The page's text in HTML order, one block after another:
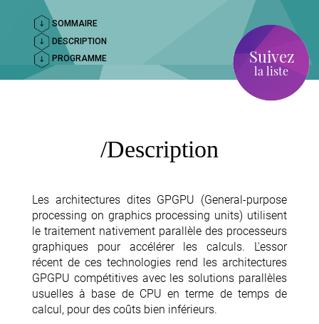
SOMMAIRE
DESCRIPTION
PROGRAMME
Suivez
la liste
Description
Les architectures dites GPGPU (General-purpose
processing on graphics processing units) utilisent
le traitement nativement parallèle des processeurs
graphiques pour accélérer les calculs. L'essor
récent de ces technologies rend les architectures
GPGPU compétitives avec les solutions parallèles
usuelles à base de CPU en terme de temps de
calcul, pour des coûts bien inférieurs.